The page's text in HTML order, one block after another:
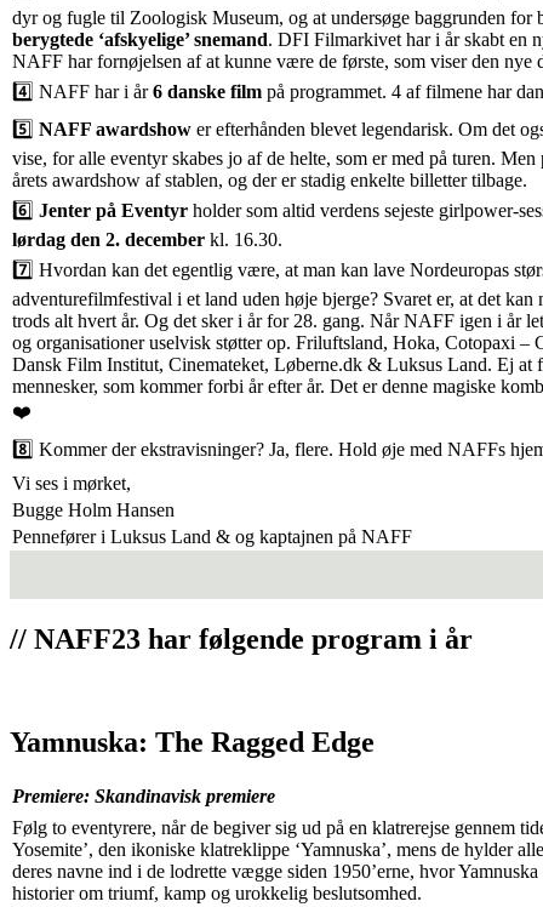
dyr og fugle til Zoologisk Museum, og at undersøge baggrunden for
berygtede ‘afskyelige’ snemand. DFI Filmarkivet har i år skabt en
NAFF har fornøjelsen af at kunne være de første, som viser den nye
4️⃣ NAFF har i år6 danske film på programmet. 4 af filmene har
5️⃣ NAFF awardshow er efterhånden blevet legendarisk. Om det
vise, for alle eventyr skabes jo af de helte, som er med på turen.
årets awardshow af stablen, og der er stadig enkelte billetter tilbage.
6️⃣ Jenter på Eventyr holder som altid verdens sejeste girlpower-
lørdag den 2. december kl. 16.30.
7️⃣ Hvordan kan det egentlig være, at man kan lave Nordeuropas
adventurefilmfestival i et land uden høje bjerge? Svaret er, at det
trods alt hvert år. Og det sker i år for 28. gang. Når NAFF igen i år
og organisationer uselvisk støtter op. Friluftsland, Hoka, Cotopaxi –
Dansk Film Institut, Cinemateket, Løberne.dk & Luksus Land. Ej at
mennesker, som kommer forbi år efter år. Det er denne magiske
❤️
8️⃣ Kommer der ekstravisninger? Ja, flere. Hold øje med NAFFs
Vi ses i mørket,
Bugge Holm Hansen
Pennefører i Luksus Land & og kaptajnen på NAFF
// NAFF23 har følgende program i år
Yamnuska: The Ragged Edge
Premiere: Skandinavisk premiere
Følg to eventyrere, når de begiver sig ud på en klatrerejse gennem
Yosemite’, den ikoniske klatreklippe ‘Yamnuska’, mens de hylder
deres navne ind i de lodrette vægge siden 1950’erne, hvor
historier om triumf, kamp og urokkelig beslutsomhed.